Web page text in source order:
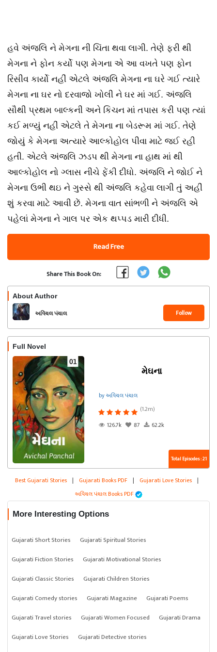
હવે અંજલિ ને મેગના ની ચિંતા થવા લાગી. તેણે ફરી થી
મેગના ને ફોન કર્યો પણ મેગના એ આ વખતે પણ ફોન
રિસીવ કાર્યો નહીં એટલે અંજલિ મેગના ના ઘરે ગઈ ત્યારે
મેગના ના ઘર નો દરવાજો ખોલી ને ઘર માં ગઈ. અંજલિ
સૌથી પ્રથમ બાલ્કની અને કિચન માં તપાસ કરી પણ ત્યાં
કઈ મળ્યું નહીં એટલે તે મેગના ના બેડરૂમ માં ગઈ. તેણે
જોયું કે મેગના અત્યારે આલ્કોહોલ પીવા માટે જઈ રહી
હતી. એટલે અંજલિ ઝડપ થી મેગના ના હાથ માં થી
આલ્કોહોલ નો ગ્લાસ નીચે ફેંકી દીધો. અંજલિ ને જોઈ ને
મેગના ઉભી થઇ ને ગુસ્સે થી અંજલિ કહેવા લાગી તું અહીં
શું કરવા માટે આવી છેં. મેગના વાત સાંભળી ને અંજલિ એ
પહેલાં મેગના ને ગાલ પર એક થપ્પડ મારી દીધી.
Read Free
Share This Book On:
About Author
અવિચલ પંચાલ Follow
Full Novel
મેઘના
by અવિચલ પંચાલ
(1.2m)
126.7k
87 62.2k
Total Episodes : 21
Best Gujarati Stories | Gujarati Books PDF | Gujarati Love Stories |
અવિચલ પંચાલ Books PDF
More Interesting Options
Gujarati Short Stories
Gujarati Spiritual Stories
Gujarati Fiction Stories
Gujarati Motivational Stories
Gujarati Classic Stories
Gujarati Children Stories
Gujarati Comedy stories
Gujarati Magazine
Gujarati Poems
Gujarati Travel stories
Gujarati Women Focused
Gujarati Drama
Gujarati Love Stories
Gujarati Detective stories